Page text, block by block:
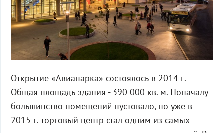
Открытие «Авиапарка» состоялось в 2014 г.
Общая площадь здания - 390 000 кв. м. Поначалу
большинство помещений пустовало, но уже в
2015 г. торговый центр стал одним из самых